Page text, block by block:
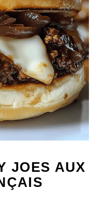
JOES AUX